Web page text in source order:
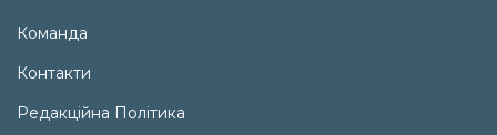
Команда
Контакти
Редакційна Політика